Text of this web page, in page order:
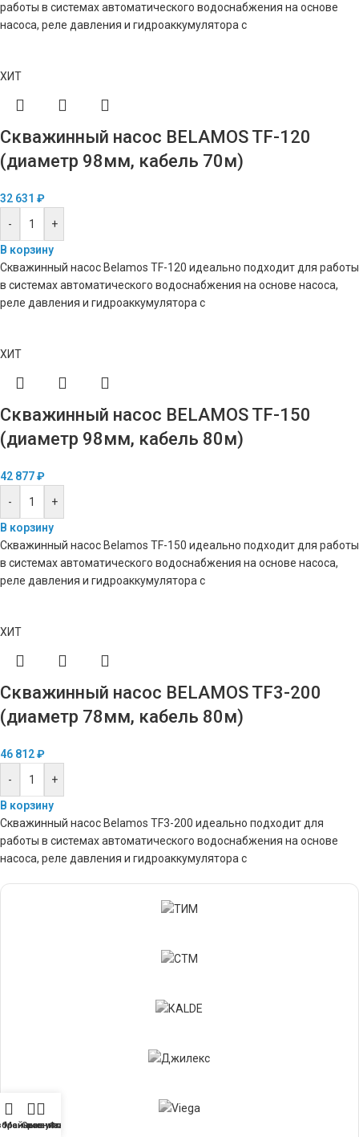
работы в системах автоматического водоснабжения на основе
насоса, реле давления и гидроаккумулятора с
ХИТ
Скважинный насос BELAMOS TF-120
(диаметр 98мм, кабель 70м)
32 631 ₽
-
+
В корзину
Скважинный насос Belamos TF-120 идеально подходит для работы
в системах автоматического водоснабжения на основе насоса,
реле давления и гидроаккумулятора с
ХИТ
Скважинный насос BELAMOS TF-150
(диаметр 98мм, кабель 80м)
42 877₽
-
+
В корзину
Скважинный насос Belamos TF-150 идеально подходит для работы
в системах автоматического водоснабжения на основе насоса,
реле давления и гидроаккумулятора с
ХИТ
Скважинный насос BELAMOS TF3-200
(диаметр 78мм, кабель 80м)
46 812₽
-
+
В корзину
Скважинный насос Belamos TF3-200 идеально подходит для
работы в системах автоматического водоснабжения на основе
насоса, реле давления и гидроаккумулятора с
Мой аккаунт
Сравнивать
Форум